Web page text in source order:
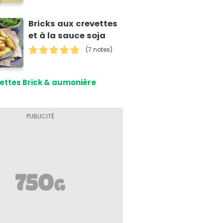
Bricks aux crevettes
et à la sauce soja
(7 notes)
Brick & aumonière